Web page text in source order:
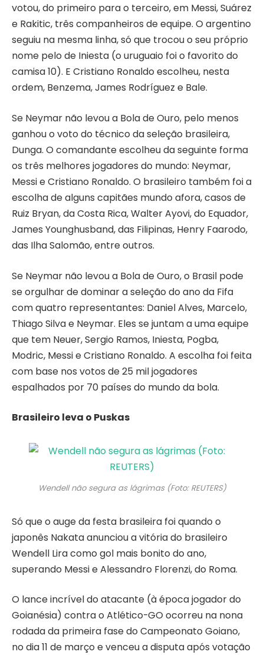
votou, do primeiro para o terceiro, em Messi, Suárez
e Rakitic, três companheiros de equipe. O argentino
seguiu na mesma linha, só que trocou o seu próprio
nome pelo de Iniesta (o uruguaio foi o favorito do
camisa 10). E Cristiano Ronaldo escolheu, nesta
ordem, Benzema, James Rodríguez e Bale.
Se Neymar não levou a Bola de Ouro, pelo menos
ganhou o voto do técnico da seleção brasileira,
Dunga. O comandante escolheu da seguinte forma
os três melhores jogadores do mundo: Neymar,
Messi e Cristiano Ronaldo. O brasileiro também foi a
escolha de alguns capitães mundo afora, casos de
Ruiz Bryan, da Costa Rica, Walter Ayovi, do Equador,
James Younghusband, das Filipinas, Henry Faarodo,
das Ilha Salomão, entre outros.
Se Neymar não levou a Bola de Ouro, o Brasil pode
se orgulhar de dominar a seleção do ano da Fifa
com quatro representantes: Daniel Alves, Marcelo,
Thiago Silva e Neymar. Eles se juntam a uma equipe
que tem Neuer, Sergio Ramos, Iniesta, Pogba,
Modric, Messi e Cristiano Ronaldo. A escolha foi feita
com base nos votos de 25 mil jogadores
espalhados por 70 países do mundo da bola.
Brasileiro leva o Puskas
Wendell não segura as lágrimas (Foto: REUTERS)
Só que o auge da festa brasileira foi quando o
japonês Nakata anunciou a vitória do brasileiro
Wendell Lira como gol mais bonito do ano,
superando Messi e Alessandro Florenzi, do Roma.
O lance incrível do atacante (à época jogador do
Goianésia) contra o Atlético-GO ocorreu na nona
rodada da primeira fase do Campeonato Goiano,
no dia 11 de março e venceu a disputa após votação